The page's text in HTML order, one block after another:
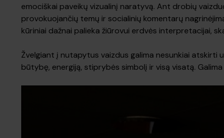
emociškai paveikų vizualinį naratyvą. Ant drobių
provokuojančių temų ir socialinių komentarų
kūriniai dažnai palieka žiūrovui erdvės interpretacijai,
Žvelgiant į nutapytus vaizdus galima nesunkiai atskirti
būtybę, energiją, stiprybės simbolį ir visą visatą.